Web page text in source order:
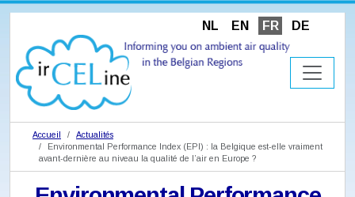
NL EN FR DE
Accueil
Actualités
Environmental Performance Index (EPI) : la Belgique est-elle vraiment
avant-dernière au niveau la qualité de l’air en Europe ?